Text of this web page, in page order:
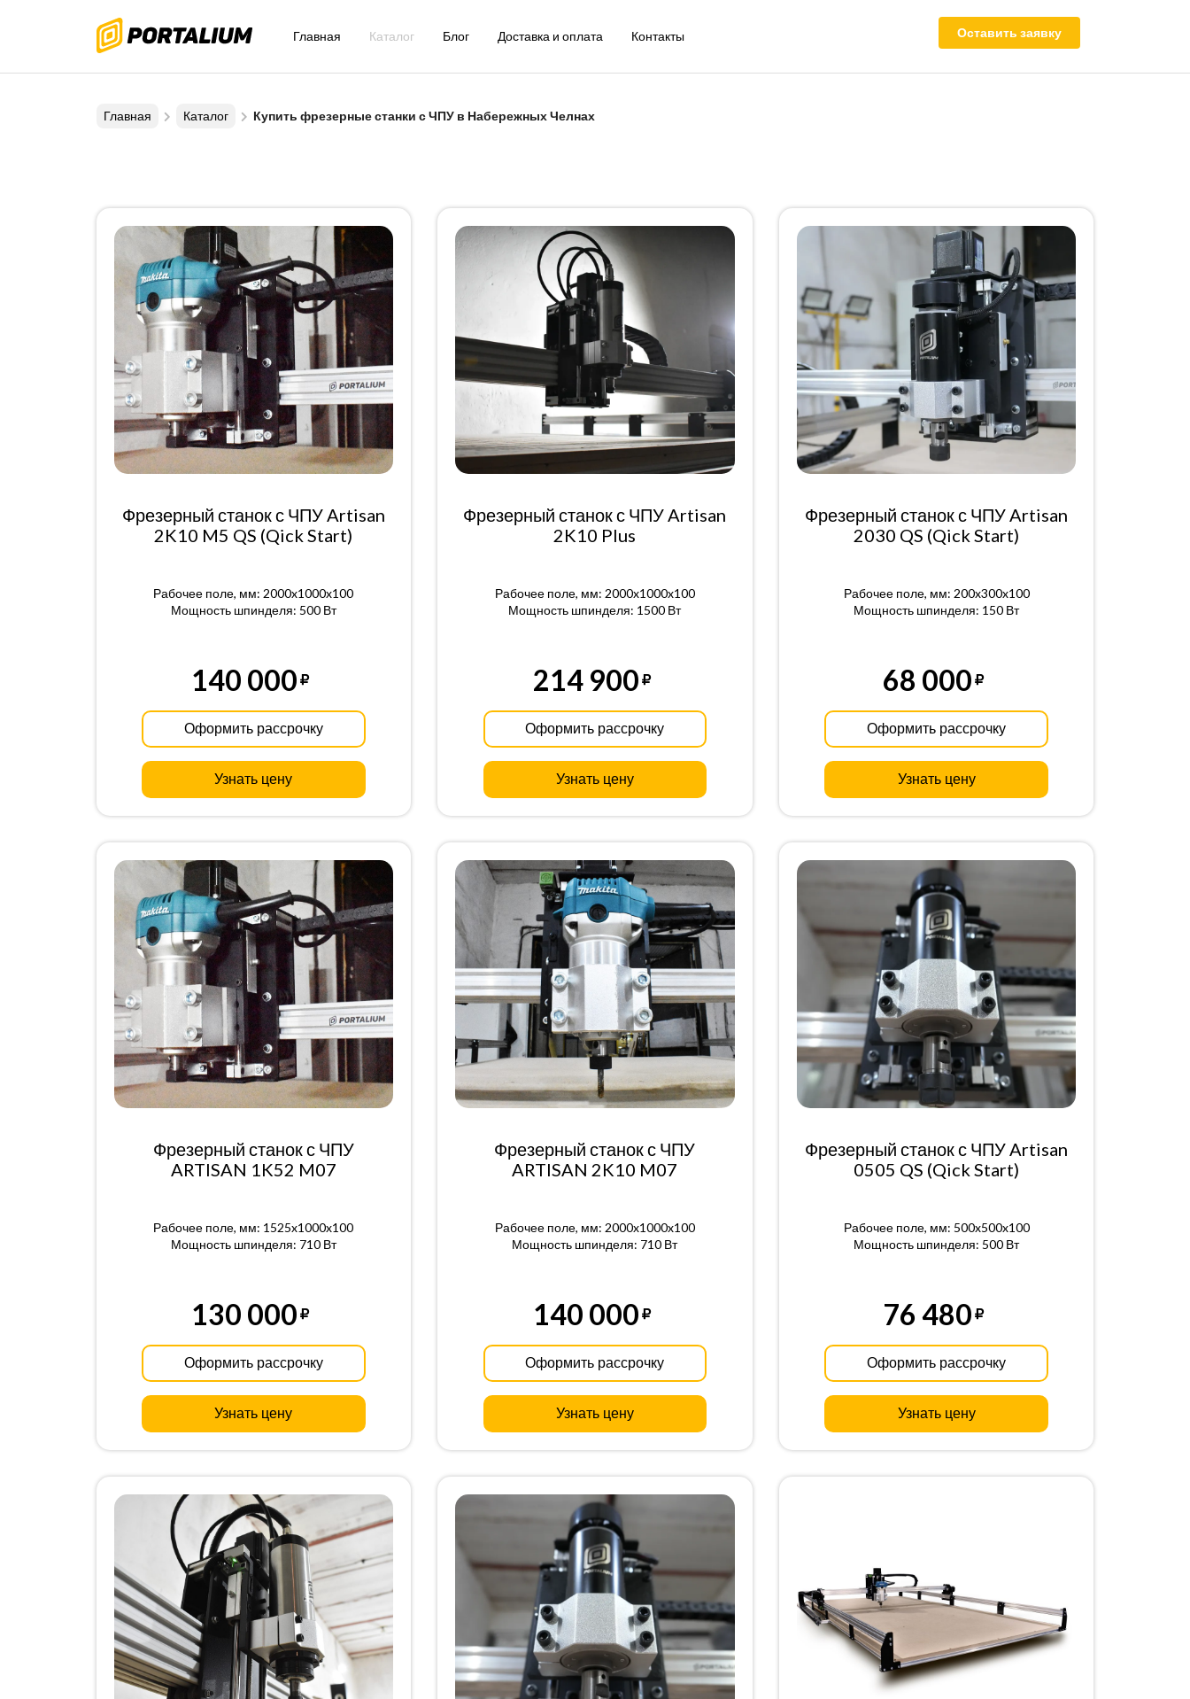
Главная Каталог Блог Доставка и оплата Контакты Оставить заявку
Главная Каталог Купить фрезерные станки с ЧПУ в Набережных Челнах
Фрезерный станок с ЧПУ Artisan
2K10 M5 QS (Qick Start)
Рабочее поле, мм: 2000x1000x100
Мощность шпинделя: 500 Вт
140 000
Оформить рассрочку
Узнать цену
Фрезерный станок с ЧПУ Artisan
2K10 Plus
Рабочее поле, мм: 2000x1000x100
Мощность шпинделя: 1500 Вт
214 900
Оформить рассрочку
Узнать цену
Фрезерный станок с ЧПУ Artisan
2030 QS (Qick Start)
Рабочее поле, мм: 200x300x100
Мощность шпинделя: 150 Вт
68 000
Оформить рассрочку
Узнать цену
Фрезерный станок с ЧПУ
ARTISAN 1K52 M07
Рабочее поле, мм: 1525x1000x100
Мощность шпинделя: 710 Вт
130 000
Оформить рассрочку
Узнать цену
Фрезерный станок с ЧПУ
ARTISAN 2K10 M07
Рабочее поле, мм: 2000x1000x100
Мощность шпинделя: 710 Вт
140 000
Оформить рассрочку
Узнать цену
Фрезерный станок с ЧПУ Artisan
0505 QS (Qick Start)
Рабочее поле, мм: 500x500x100
Мощность шпинделя: 500 Вт
76 480
Оформить рассрочку
Узнать цену